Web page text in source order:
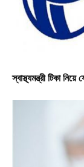
স্বাস্থ্যমন্ত্রী টিকা